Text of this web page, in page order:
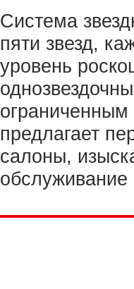
Система
пяти звезд,
уровень
ограниченным
предлагает
салоны,
обслуживание